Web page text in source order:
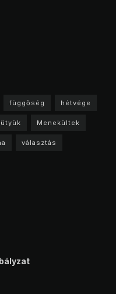
függőség hétvége
Menekültek
választás